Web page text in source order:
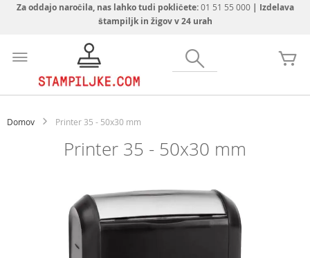
Za oddajo naročila, nas lahko tudi pokličete:01 51 55 000| Izdelava
štampiljk in žigov v 24 urah
vsebino
Domov Printer 35 - 50x30 mm
Printer 35 - 50x30 mm